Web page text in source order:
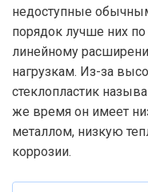
недоступные
порядок лучше них по
линейному
нагрузкам. Из-за
стеклопластик
же время он имеет
металлом, низкую
коррозии.